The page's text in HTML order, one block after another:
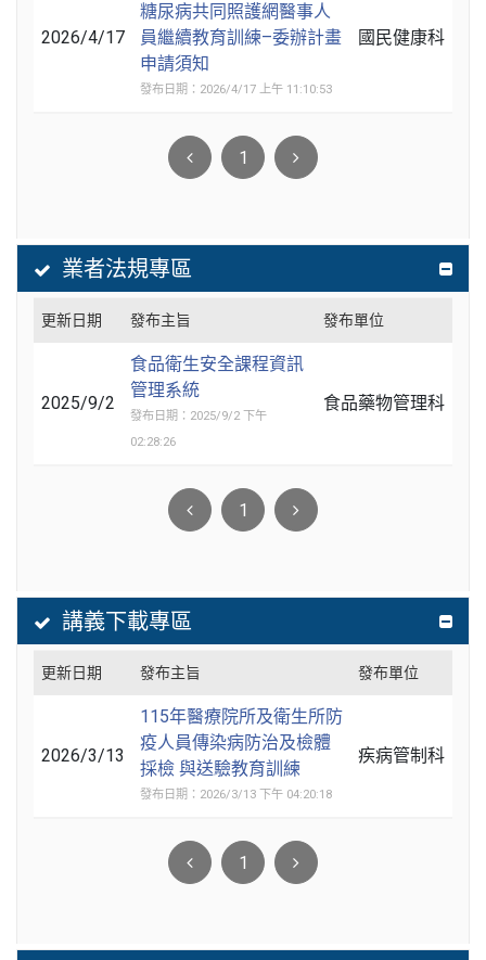
2026/4/17
糖尿病共同照護網醫事人
員繼續教育訓練–委辦計畫
申請須知
發布日期：2026/4/17 上午 11:10:53
國民健康科
1
業者法規專區
更新日期 發布主旨 發布單位
2025/9/2
食品衛生安全課程資訊
管理系統
發布日期：2025/9/2 下午
02:28:26
食品藥物管理科
1
講義下載專區
更新日期 發布主旨 發布單位
2026/3/13
115年醫療院所及衛生所防
疫人員傳染病防治及檢體
採檢 與送驗教育訓練
發布日期：2026/3/13 下午 04:20:18
疾病管制科
1